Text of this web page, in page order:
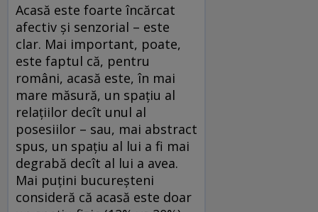
Acasă este foarte încărcat
afectiv și senzorial – este
clar. Mai important, poate,
este faptul că, pentru
români, acasă este, în mai
mare măsură, un spațiu al
relațiilor decît unul al
posesiilor – sau, mai abstract
spus, un spațiu al lui a fi mai
degrabă decît al lui a avea.
Mai puțini bucureșteni
consideră că acasă este doar